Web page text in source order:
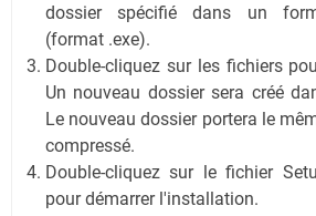
dossier spécifié dans un
(format .exe).
Double-cliquez sur les fichiers
Un nouveau dossier sera créé
Le nouveau dossier portera le
compressé.
Double-cliquez sur le fichier
pour démarrer l'installation.